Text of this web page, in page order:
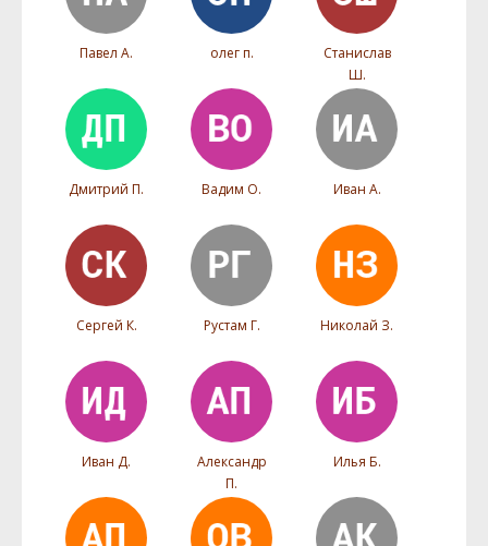
Павел А. олег п.
Станислав
Ш.
Дмитрий П. Вадим О. Иван А.
Сергей К. Рустам Г. Николай З.
Иван Д.
Александр
П.
Илья Б.